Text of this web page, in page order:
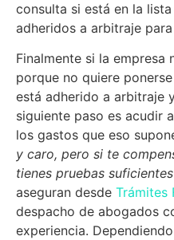
consulta si está en la
adheridos a arbitraje
Finalmente si la empresa
porque no quiere
está adherido a arbitraje
siguiente paso es acudir
los gastos que eso
y caro, pero si te
tienes pruebas
aseguran desde Trámites
despacho de abogados
experiencia.